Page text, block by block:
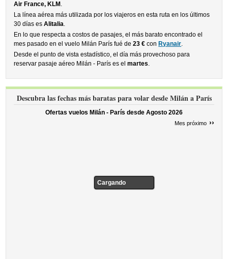
Air France, KLM .
La línea aérea más utilizada por los viajeros en esta ruta en los últimos
30 días esAlitalia.
En lo que respecta a costos de pasajes, el más barato encontrado el
mes pasado en el vuelo Milán París fué de23 € con Ryanair.
Desde el punto de vista estadístico, el día más provechoso para
reservar pasaje aéreo Milán - París es elmartes.
Descubra las fechas más baratas para volar desde Milán a París
Ofertas vuelos Milán - París desde Agosto 2026
Mes próximo ››
Cargando